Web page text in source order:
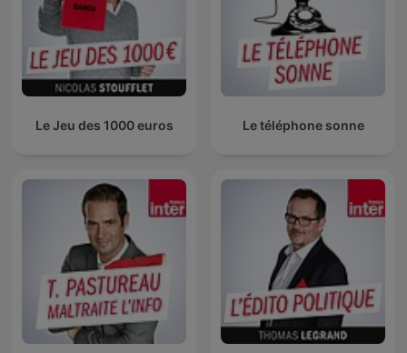
Le Jeu des 1000 euros Le téléphone sonne